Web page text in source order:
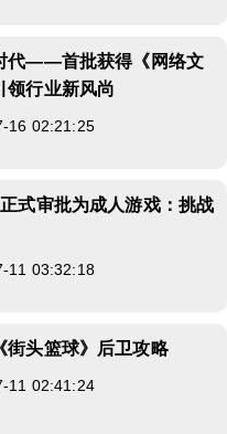
代——首批获得《网络文
领行业新风尚
16 02:21:25
式审批为成人游戏：挑战
11 03:32:18
街头篮球》后卫攻略
11 02:41:24